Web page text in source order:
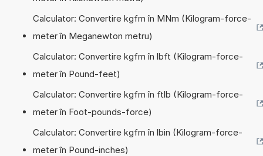
Calculator: Convertire kgfm în MNm (Kilogram-force-
meter în Meganewton metru)
Calculator: Convertire kgfm în lbft (Kilogram-force-
meter în Pound-feet)
Calculator: Convertire kgfm în ftlb (Kilogram-force-
meter în Foot-pounds-force)
Calculator: Convertire kgfm în lbin (Kilogram-force-
meter în Pound-inches)